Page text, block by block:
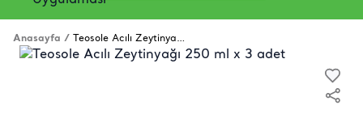
Anasayfa / Teosole Acılı Zeytinyağı 250 ml x 3 adet